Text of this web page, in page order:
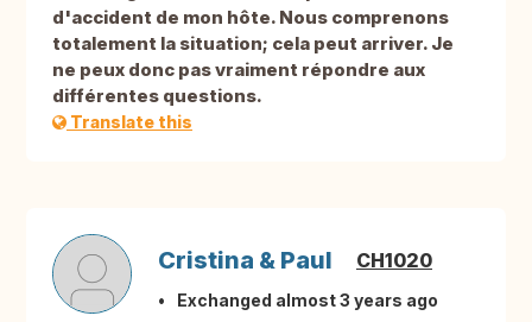
d'accident de mon hôte. Nous comprenons
totalement la situation; cela peut arriver. Je
ne peux donc pas vraiment répondre aux
différentes questions.
Translate this
Cristina & Paul CH1020
Exchanged almost 3 years ago